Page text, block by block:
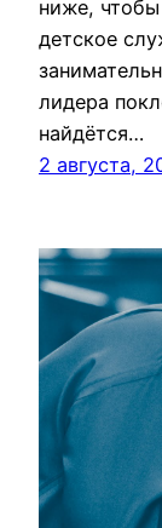
ниже, чтобы
детское
лидера
найдётся…
2 августа,